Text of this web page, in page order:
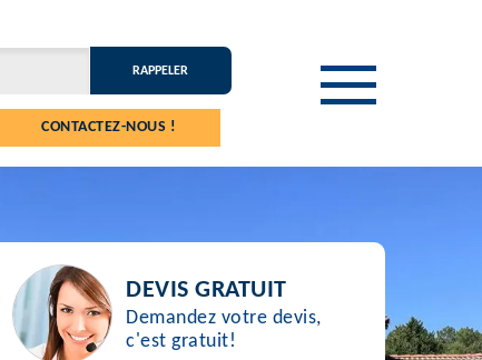
CONTACTEZ-NOUS !
DEVIS GRATUIT
Demandez votre devis,
c'est gratuit!